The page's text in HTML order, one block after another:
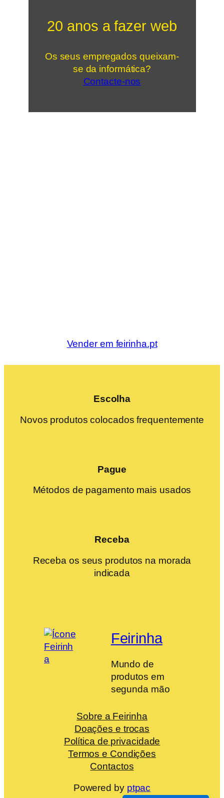
20 anos a fazer web
Os seus empregados queixam-
se da informática?
Contacte-nos
Vender em feirinha.pt
Escolha
Novos produtos colocados frequentemente
Pague
Métodos de pagamento mais usados
Receba
Receba os seus produtos na morada
indicada
Feirinha
Mundo de
produtos em
segunda mão
Sobre a Feirinha
Doações e trocas
Política de privacidade
Termos e Condições
Contactos
Powered by ptpac